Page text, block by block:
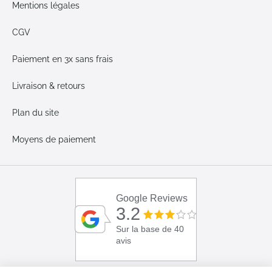
Mentions légales
CGV
Paiement en 3x sans frais
Livraison & retours
Plan du site
Moyens de paiement
Google Reviews
3.2
Sur la base de 40
avis